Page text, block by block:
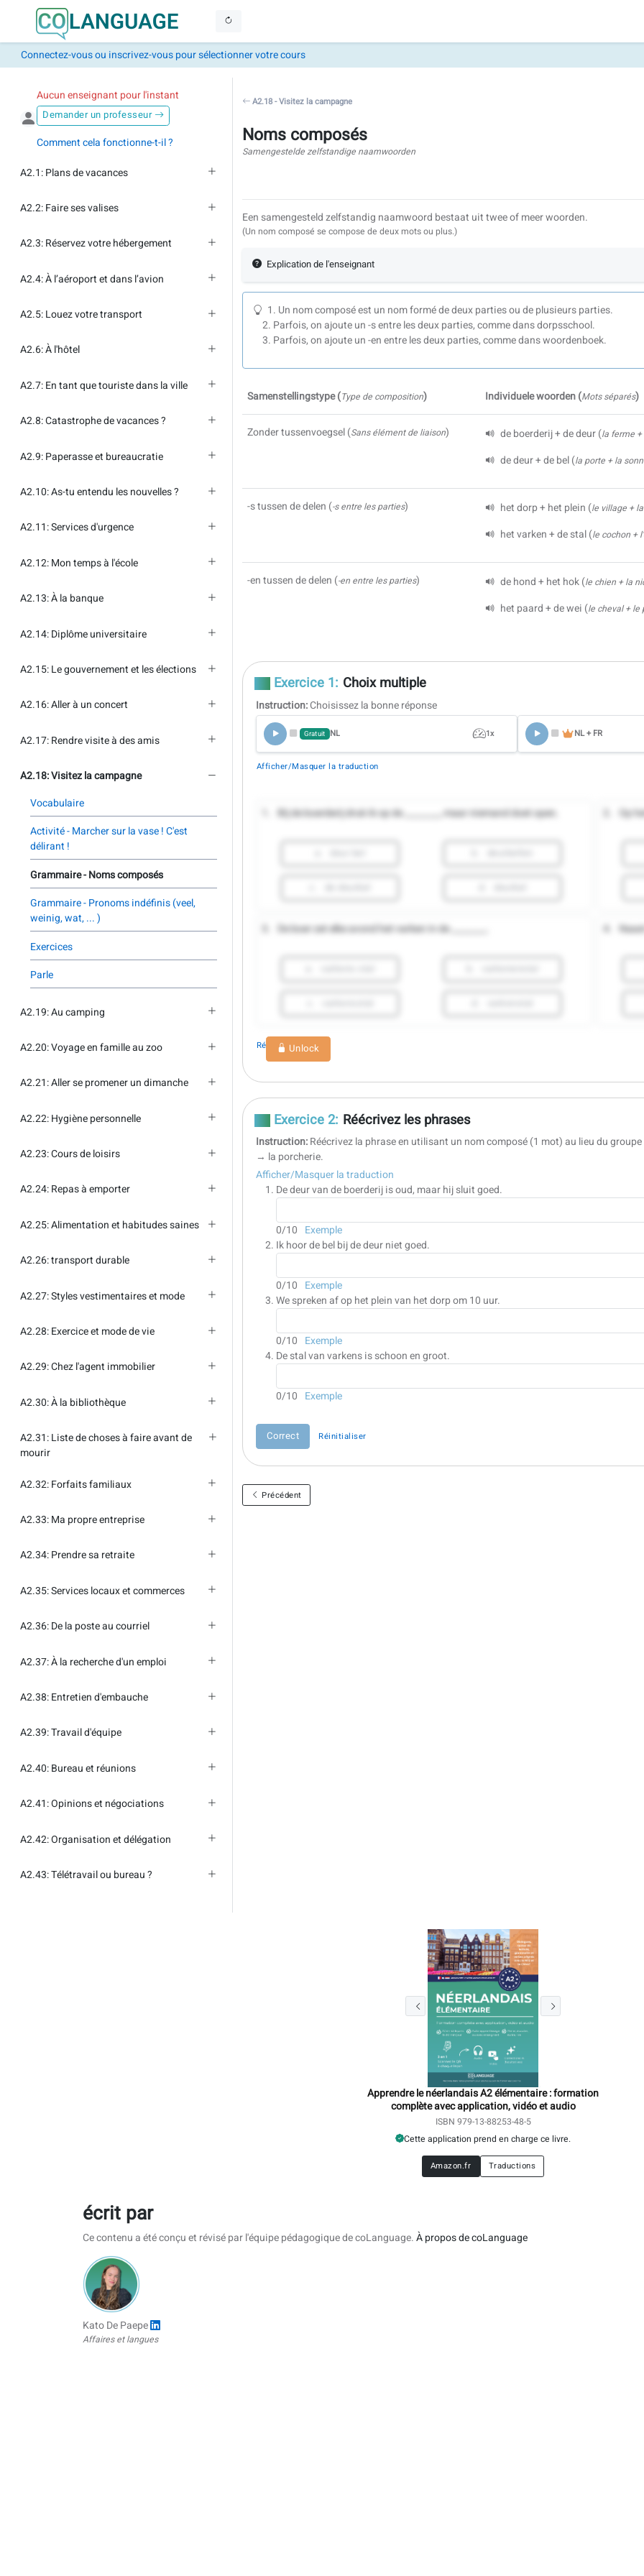
Connectez-vous ou inscrivez-vous pour sélectionner votre cours
Aucun enseignant pour l'instant
Demander un professeur
Comment cela fonctionne-t-il ?
A2.1: Plans de vacances
A2.2: Faire ses valises
A2.3: Réservez votre hébergement
A2.4: À l’aéroport et dans l’avion
A2.5: Louez votre transport
A2.6: À l'hôtel
A2.7: En tant que touriste dans la ville
A2.8: Catastrophe de vacances ?
A2.9: Paperasse et bureaucratie
A2.10: As-tu entendu les nouvelles ?
A2.11: Services d'urgence
A2.12: Mon temps à l'école
A2.13: À la banque
A2.14: Diplôme universitaire
A2.15: Le gouvernement et les élections
A2.16: Aller à un concert
A2.17: Rendre visite à des amis
A2.18: Visitez la campagne
Vocabulaire
Activité - Marcher sur la vase ! C'est
délirant !
Grammaire - Noms composés
Grammaire - Pronoms indéfinis (veel,
weinig, wat, ... )
Exercices
Parle
A2.19: Au camping
A2.20: Voyage en famille au zoo
A2.21: Aller se promener un dimanche
A2.22: Hygiène personnelle
A2.23: Cours de loisirs
A2.24: Repas à emporter
A2.25: Alimentation et habitudes saines
A2.26: transport durable
A2.27: Styles vestimentaires et mode
A2.28: Exercice et mode de vie
A2.29: Chez l'agent immobilier
A2.30: À la bibliothèque
A2.31: Liste de choses à faire avant de
mourir
A2.32: Forfaits familiaux
A2.33: Ma propre entreprise
A2.34: Prendre sa retraite
A2.35: Services locaux et commerces
A2.36: De la poste au courriel
A2.37: À la recherche d'un emploi
A2.38: Entretien d'embauche
A2.39: Travail d'équipe
A2.40: Bureau et réunions
A2.41: Opinions et négociations
A2.42: Organisation et délégation
A2.43: Télétravail ou bureau ?
A2.18 - Visitez la campagne
Noms composés
Samengestelde zelfstandige naamwoorden
Een samengesteld zelfstandig naamwoord bestaat uit twee of meer woorden.
(Un nom composé se compose de deux mots ou plus.)
Explication de l'enseignant
Un nom composé est un nom formé de deux parties ou de plusieurs parties.
Parfois, on ajoute un -s entre les deux parties, comme dans dorpsschool.
Parfois, on ajoute un -en entre les deux parties, comme dans woordenboek.
Samenstellingstype(Type de composition) Individuele woorden(Mots séparés)
Zonder tussenvoegsel(Sans élément de liaison) de boerderij + de deur(la ferme
de deur + de bel(la porte + la
-s tussen de delen (-s entre les parties) het dorp + het plein (le village +
het varken + de stal(le cochon +
-en tussen de delen (-en entre les parties) de hond + het hok(le chien + la
het paard + de wei (le cheval + le
Exercice 1: Choix multiple
Instruction:Choisissez la bonne réponse
Gratuit NL 1x NL + FR
Afficher/Masquer la traduction
Bij de boerderij druk ik op de ________, maar niemand doet open. Op
De boer zet elke avond het varken in de ________. 4.
Unlock
Réinitialiser
Exercice 2: Réécrivez les phrases
Instruction:Réécrivez la phrase en utilisant un nom composé (1 mot) au lieu du
→ la porcherie.
Afficher/Masquer la traduction
De deur van de boerderij is oud, maar hij sluit goed.
0/10 Exemple
Ik hoor de bel bij de deur niet goed.
0/10 Exemple
We spreken af op het plein van het dorp om 10 uur.
0/10 Exemple
De stal van varkens is schoon en groot.
0/10 Exemple
Correct Réinitialiser
Précédent
Apprendre le néerlandais A2 élémentaire : formation
complète avec application, vidéo et audio
ISBN 979-13-88253-48-5
Cette application prend en charge ce livre.
Amazon.fr Traductions
écrit par
Ce contenu a été conçu et révisé par l'équipe pédagogique de coLanguage.À propos de coLanguage
Kato De Paepe
Affaires et langues